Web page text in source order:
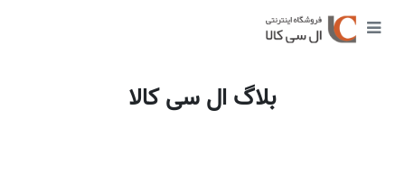
بلاگ ال سی کالا